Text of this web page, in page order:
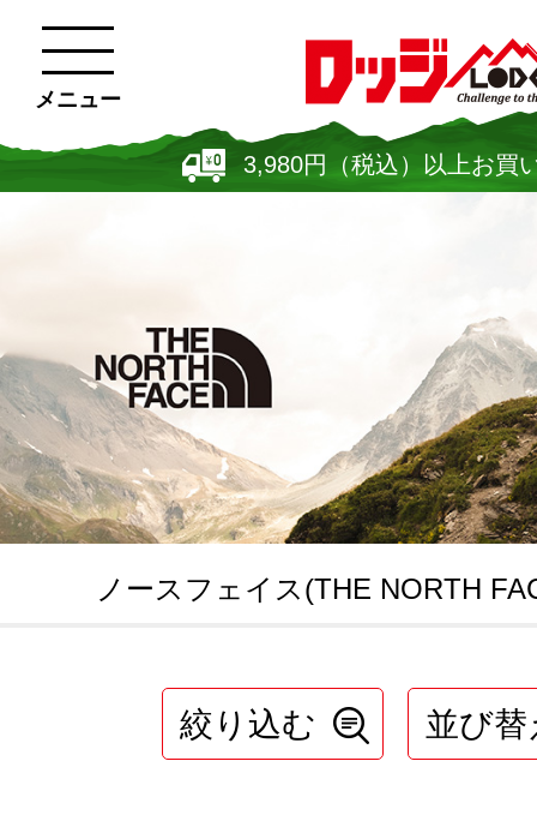
3,980円（税込）以上お買
メニュー
ノースフェイス(THE NORTH
絞り込む 並び替